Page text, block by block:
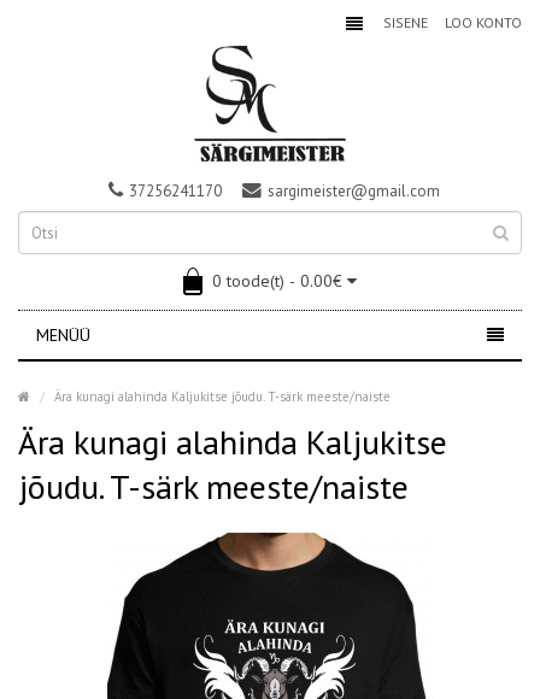
SISENE LOO KONTO
37256241170 sargimeister@gmail.com
0 toode(t) - 0.00€
MENÜÜ
Ära kunagi alahinda Kaljukitse jõudu. T-särk meeste/naiste
Ära kunagi alahinda Kaljukitse
jõudu. T-särk meeste/naiste